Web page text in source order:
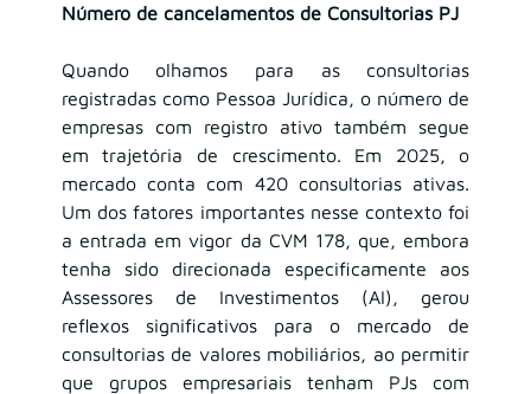
Número de cancelamentos de Consultorias PJ
Quando olhamos para as consultorias
registradas como Pessoa Jurídica, o número de
empresas com registro ativo também segue
em trajetória de crescimento. Em 2025, o
mercado conta com 420 consultorias ativas.
Um dos fatores importantes nesse contexto foi
a entrada em vigor da CVM 178, que, embora
tenha sido direcionada especificamente aos
Assessores de Investimentos (AI), gerou
reflexos significativos para o mercado de
consultorias de valores mobiliários, ao permitir
que grupos empresariais tenham PJs com